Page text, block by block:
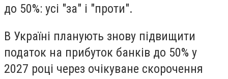
до 50%: усі "за" і "проти".
В Україні планують знову підвищити
податок на прибуток банків до 50% у
2027 році через очікуване скорочення